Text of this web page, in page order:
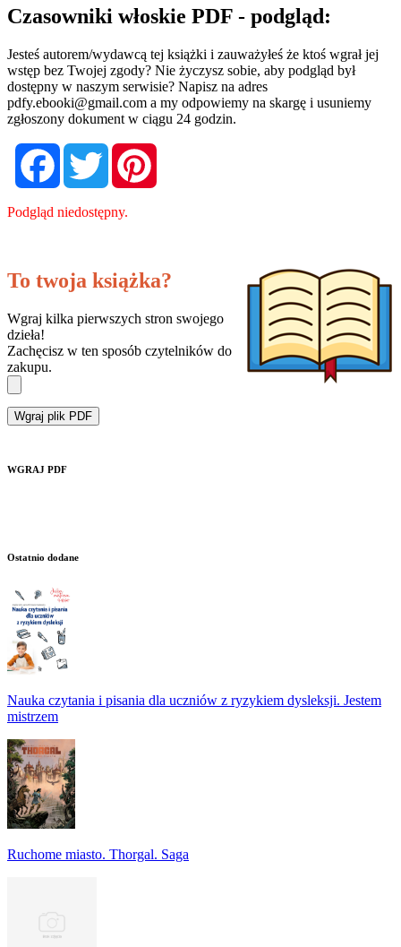
Czasowniki włoskie PDF - podgląd:
Jesteś autorem/wydawcą tej książki i zauważyłeś że ktoś wgrał jej
wstęp bez Twojej zgody? Nie życzysz sobie, aby podgląd był
dostępny w naszym serwisie? Napisz na adres
pdfy.ebooki@gmail.com a my odpowiemy na skargę i usuniemy
zgłoszony dokument w ciągu 24 godzin.
FacebookTwitter
Podgląd niedostępny.
To twoja książka?
Wgraj kilka pierwszych stron swojego
dzieła!
Zachęcisz w ten sposób czytelników do
zakupu.
Wgraj plik PDF
WGRAJ PDF
Ostatnio dodane
Nauka czytania i pisania dla uczniów z ryzykiem dysleksji. Jestem
mistrzem
Ruchome miasto. Thorgal. Saga